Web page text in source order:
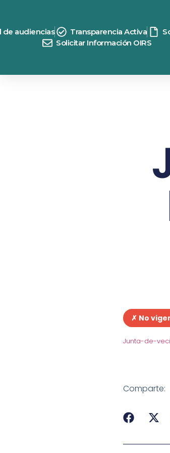
de audiencias Transparencia Activa
Solicitar Información OIRS
✗ No
Junta-de-
Comparte: